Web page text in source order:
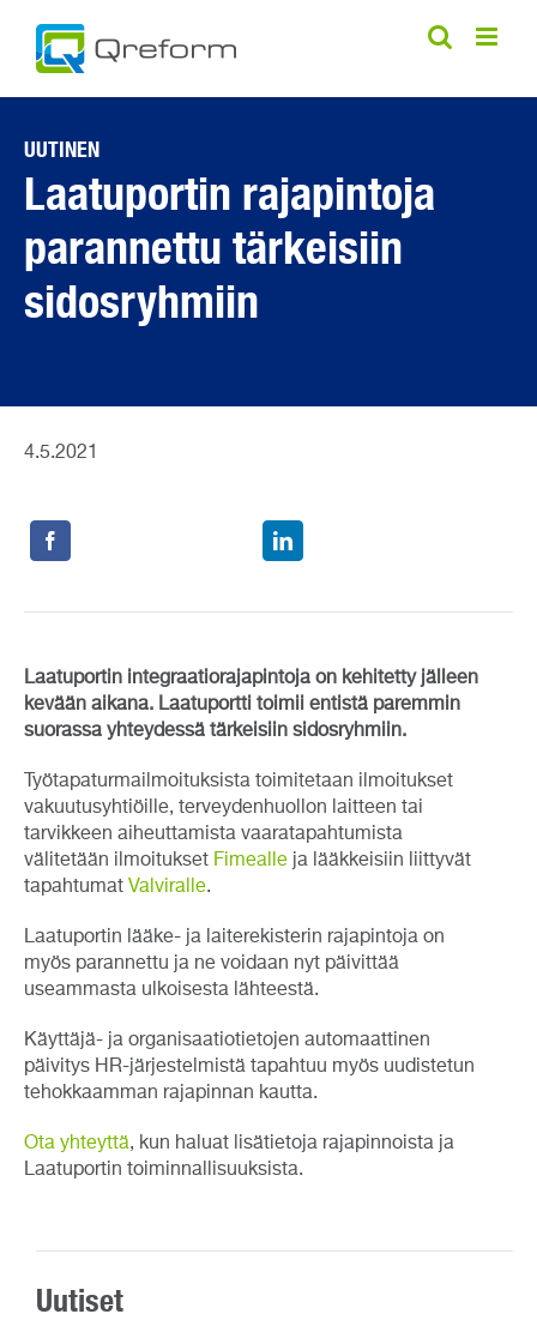
content
UUTINEN
Laatuportin rajapintoja
parannettu tärkeisiin
sidosryhmiin
4.5.2021
Laatuportin integraatiorajapintoja on kehitetty jälleen
kevään aikana. Laatuportti toimii entistä paremmin
suorassa yhteydessä tärkeisiin sidosryhmiin.
Työtapaturmailmoituksista toimitetaan ilmoitukset
vakuutusyhtiöille, terveydenhuollon laitteen tai
tarvikkeen aiheuttamista vaaratapahtumista
välitetään ilmoitukset Fimealle ja lääkkeisiin liittyvät
tapahtumat Valviralle.
Laatuportin lääke- ja laiterekisterin rajapintoja on
myös parannettu ja ne voidaan nyt päivittää
useammasta ulkoisesta lähteestä.
Käyttäjä- ja organisaatiotietojen automaattinen
päivitys HR-järjestelmistä tapahtuu myös uudistetun
tehokkaamman rajapinnan kautta.
Ota yhteyttä, kun haluat lisätietoja rajapinnoista ja
Laatuportin toiminnallisuuksista.
Uutiset